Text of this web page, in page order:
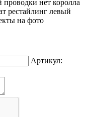
проводки нет королла
рестайлинг левый
на фото
Артикул: